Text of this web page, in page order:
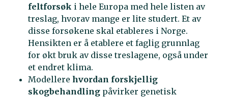
feltforsøk i hele Europa med hele listen av
treslag, hvorav mange er lite studert. Et av
disse forsøkene skal etableres i Norge.
Hensikten er å etablere et faglig grunnlag
for økt bruk av disse treslagene, også under
et endret klima.
Modellere hvordan forskjellig
skogbehandling påvirker genetisk